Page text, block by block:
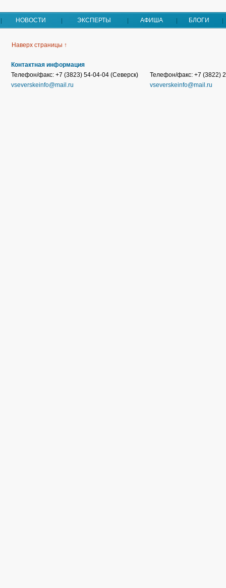
НОВОСТИ ЭКСПЕРТЫ АФИША БЛОГИ
Наверх страницы ↑
Контактная информация
Телефон/факс: +7 (3823) 54-04-04 (Северск)
vseverskeinfo@mail.ru
Телефон/факс: +7 (3822)
vseverskeinfo@mail.ru